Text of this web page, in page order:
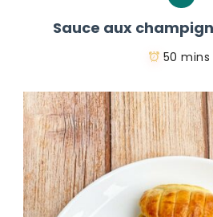
Sauce aux
50 mins